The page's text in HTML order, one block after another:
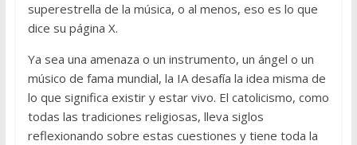
superestrella de la música, o al menos, eso es lo que
dice su página X.
Ya sea una amenaza o un instrumento, un ángel o un
músico de fama mundial, la IA desafía la idea misma de
lo que significa existir y estar vivo. El catolicismo, como
todas las tradiciones religiosas, lleva siglos
reflexionando sobre estas cuestiones y tiene toda la